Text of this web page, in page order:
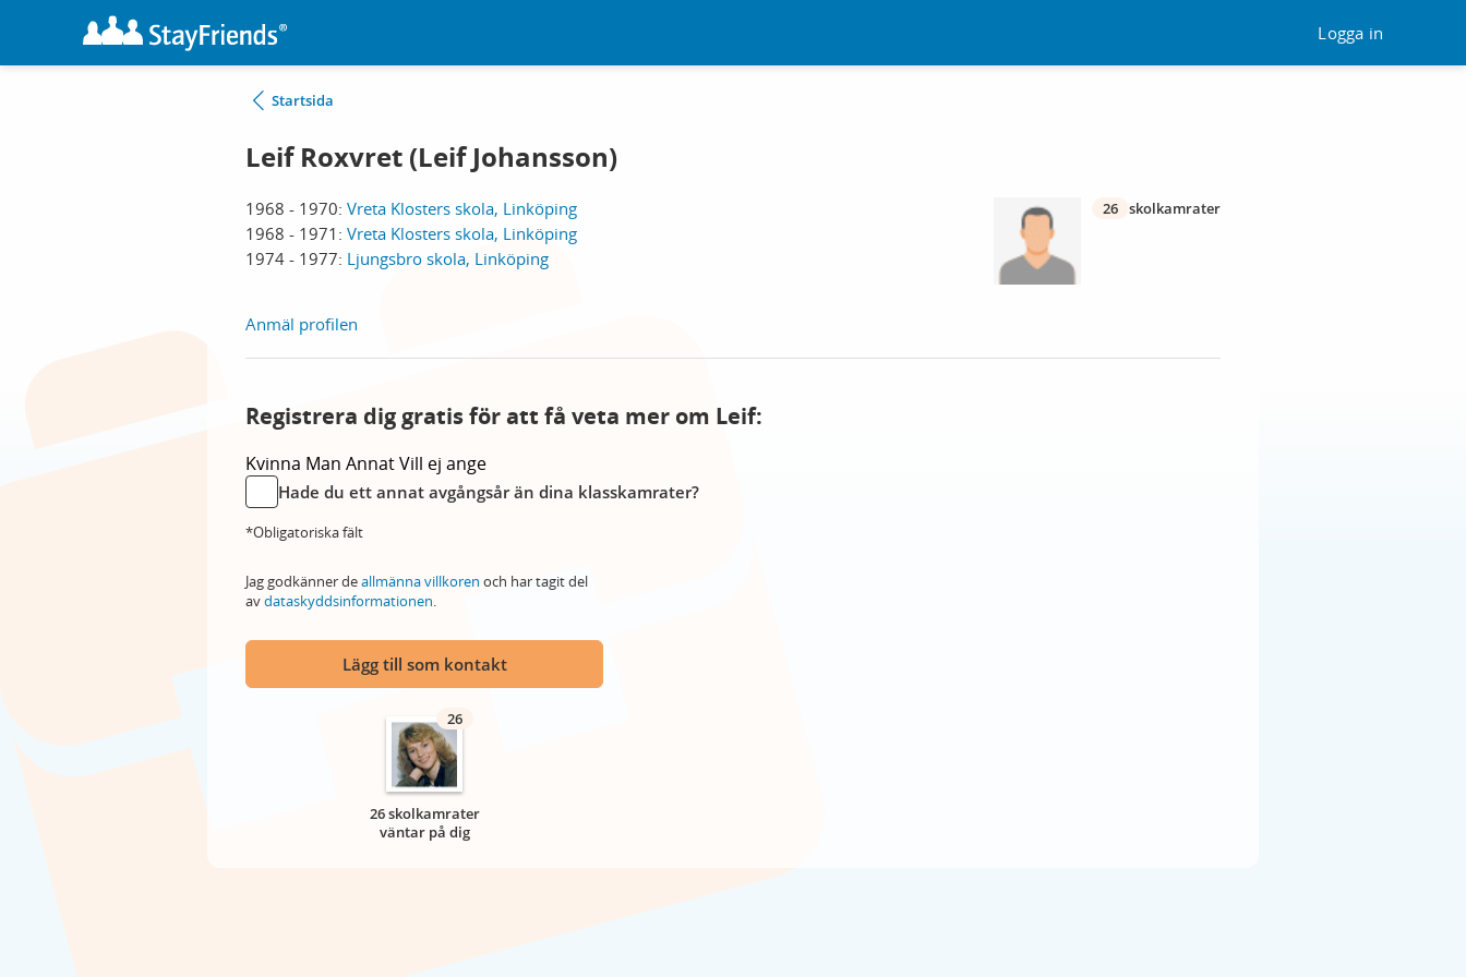
Logga in
Startsida
Leif Roxvret (Leif Johansson)
1968 - 1970: Vreta Klosters skola, Linköping
1968 - 1971: Vreta Klosters skola, Linköping
1974 - 1977: Ljungsbro skola, Linköping
26 skolkamrater
Anmäl profilen
Registrera dig gratis för att få veta mer om Leif:
Kvinna Man AnnatVill ej ange
Hade du ett annat avgångsår än dina klasskamrater?
*Obligatoriska fält
Jag godkänner deallmänna villkoren och har tagit del
avdataskyddsinformationen.
Lägg till som kontakt
26
26 skolkamrater
väntar på dig